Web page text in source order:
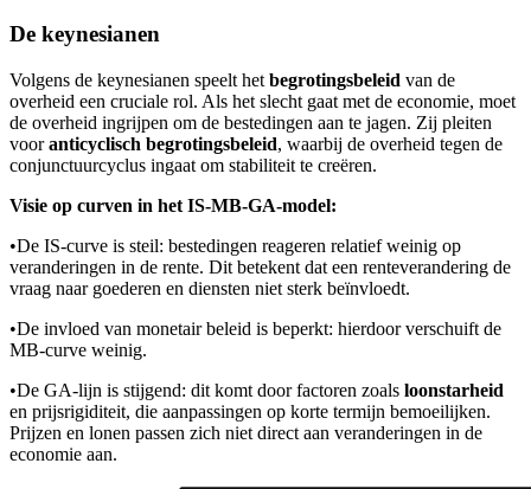
De keynesianen
Volgens de keynesianen speelt het begrotingsbeleid van de
overheid een cruciale rol. Als het slecht gaat met de economie, moet
de overheid ingrijpen om de bestedingen aan te jagen. Zij pleiten
vooranticyclisch begrotingsbeleid, waarbij de overheid tegen de
conjunctuurcyclus ingaat om stabiliteit te creëren.
Visie op curven in het IS-MB-GA-model:
•De IS-curve is steil: bestedingen reageren relatief weinig op
veranderingen in de rente. Dit betekent dat een renteverandering de
vraag naar goederen en diensten niet sterk beïnvloedt.
•De invloed van monetair beleid is beperkt: hierdoor verschuift de
MB-curve weinig.
•De GA-lijn is stijgend: dit komt door factoren zoals loonstarheid
en prijsrigiditeit, die aanpassingen op korte termijn bemoeilijken.
Prijzen en lonen passen zich niet direct aan veranderingen in de
economie aan.